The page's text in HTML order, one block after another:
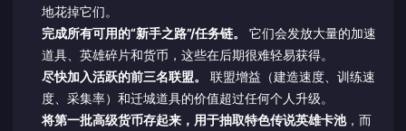
地花掉它们。
完成所有可用的“新手之路”/任务链。
它们会发放大量的加速
道具、英雄碎片和货币，这些在后期很难轻易获得。
尽快加入活跃的前三名联盟。
联盟增益（建造速度、训练速
度、采集率）和迁城道具的价值超过任何个人升级。
将第一批高级货币存起来，用于抽取特色传说英雄卡池，而